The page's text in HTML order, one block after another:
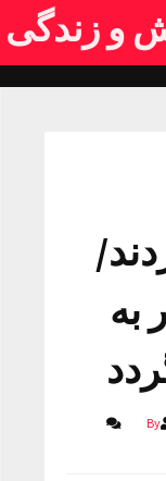
و زندگی
به
By